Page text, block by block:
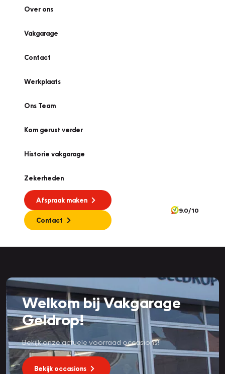
Over ons
Vakgarage
Contact
Werkplaats
Ons Team
Kom gerust verder
Historie vakgarage
Zekerheden
Afspraak maken
Contact
9.0/10
Welkom bij Vakgarage
Geldrop!
Bekijk onze actuele voorraad occasions!
Bekijk occasions